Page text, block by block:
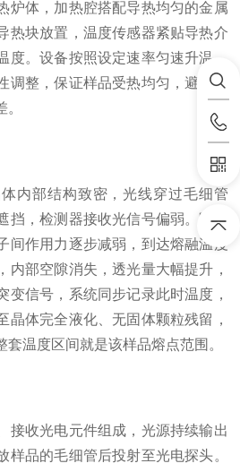
炉体，加热腔搭配导热均匀的金属
热块放置，温度传感器紧贴导热介
度。设备按照设定速率匀速升温，
调整，保证样品受热均匀，避免局
内部结构致密，光线穿过毛细管
挡，检测器接收光信号偏弱。随着
间作用力逐步减弱，到达熔融温度
内部空隙消失，透光量大幅提升，
变信号，系统同步记录此时温度，
晶体完全液化、无固体颗粒残留，
温度区间就是该样品熔点范围。
接收光电元件组成，光源持续输出
样品的毛细管后投射至光电探头。